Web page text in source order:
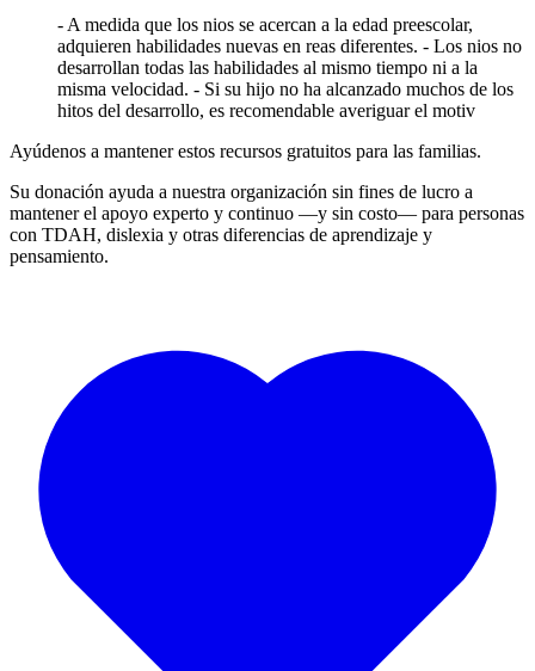
- A medida que los nios se acercan a la edad preescolar,
adquieren habilidades nuevas en reas diferentes. - Los nios no
desarrollan todas las habilidades al mismo tiempo ni a la
misma velocidad. - Si su hijo no ha alcanzado muchos de los
hitos del desarrollo, es recomendable averiguar el motiv
Ayúdenos a mantener estos recursos gratuitos para las familias.
Su donación ayuda a nuestra organización sin fines de lucro a
mantener el apoyo experto y continuo —y sin costo— para personas
con TDAH, dislexia y otras diferencias de aprendizaje y
pensamiento.